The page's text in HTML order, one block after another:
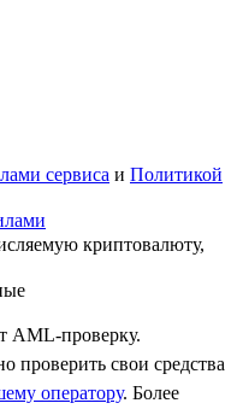
сервиса и Политикой
криптовалюту,
AML-проверку.
проверить свои средства
оператору. Более